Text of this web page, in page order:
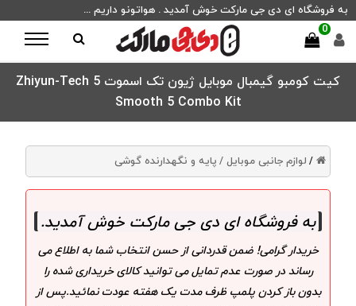
به فروشگاه ای دی جی مارکت خوش آمدید . هواتونو داریم ...
0
کیت کومبو گیمبال موبایل ژیون تک اسموت 5 Zhiyun-Tech
Smooth 5 Combo Kit
/ لوازم جانبی موبایل / پایه و نگهدارنده گوشی
به فروشگاه ای دی جی مارکت خوش آمدید.
خریدار گرامی! ضمن قدردانی از حسن انتخاب شما به اطلاع می
رساند در صورت عدم تمایل می توانید کالای خریداری شده را
بدون باز کردن پلمپ ظرف مدت یک هفته عودت نمائید.پس از